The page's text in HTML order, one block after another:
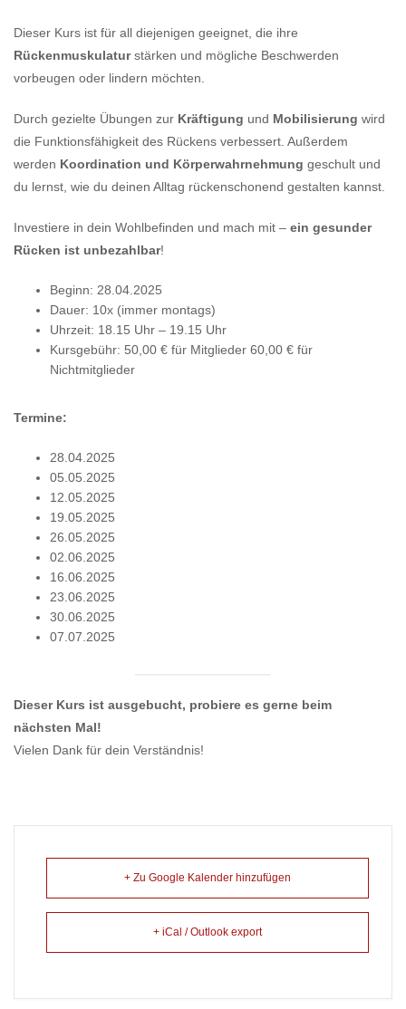
Dieser Kurs ist für all diejenigen geeignet, die ihre
Rückenmuskulaturstärken und mögliche Beschwerden
vorbeugen oder lindern möchten.
Durch gezielte Übungen zur Kräftigung und Mobilisierung wird
die Funktionsfähigkeit des Rückens verbessert. Außerdem
werden Koordination und Körperwahrnehmung geschult und
du lernst, wie du deinen Alltag rückenschonend gestalten kannst.
Investiere in dein Wohlbefinden und mach mit – ein gesunder
Rücken ist unbezahlbar!
Beginn: 28.04.2025
Dauer: 10x (immer montags)
Uhrzeit: 18.15 Uhr – 19.15 Uhr
Kursgebühr: 50,00 € für Mitglieder 60,00 € für
Nichtmitglieder
Termine:
28.04.2025
05.05.2025
12.05.2025
19.05.2025
26.05.2025
02.06.2025
16.06.2025
23.06.2025
30.06.2025
07.07.2025
Dieser Kurs ist ausgebucht, probiere es gerne beim
nächsten Mal!
Vielen Dank für dein Verständnis!
+ Zu Google Kalender hinzufügen
+ iCal / Outlook export